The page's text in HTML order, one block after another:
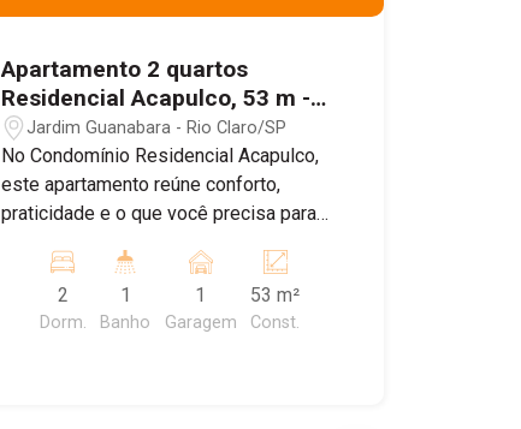
Apartamento 2 quartos
Residencial Acapulco, 53 m -
Jardim Guanabara - Rio Claro
SP
Jardim Guanabara - Rio Claro/SP
No Condomínio Residencial Acapulco,
este apartamento reúne conforto,
praticidade e o que você precisa para
dormitórios bem distribuídos, salas de
estar e jantar integradas, criando um
ambiente acolhedor para o dia a dia,
2
Dorm.
1
Banho
1
Garagem
53 m²
Const.